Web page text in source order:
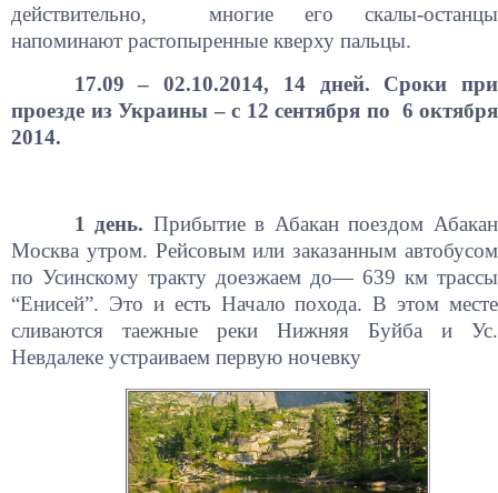
действительно, многие его скалы-останцы
напоминают растопыренные кверху пальцы.
17.09 – 02.10.2014, 14 дней. Сроки при
проезде из Украины – с 12 сентября по 6 октября
2014.
1 день. Прибытие в Абакан поездом Абакан
Москва утром. Рейсовым или заказанным автобусом
по Усинскому тракту доезжаем до— 639 км трассы
“Енисей”. Это и есть Начало похода. В этом месте
сливаются таежные реки Нижняя Буйба и Ус.
Невдалеке устраиваем первую ночевку